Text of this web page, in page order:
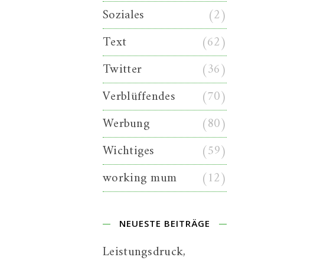
Soziales
(2)
Text
(62)
Twitter
(36)
Verblüffendes
(70)
Werbung
(80)
Wichtiges
(59)
working mum
(12)
NEUESTE BEITRÄGE
Leistungsdruck,